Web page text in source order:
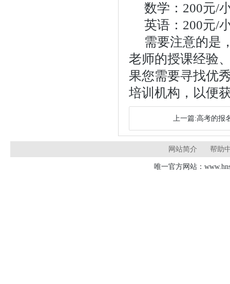
数学：200元/
英语：200元/
需要注意的是
老师的授课经验
果您需要寻找优
培训机构，以便
上一篇:高考的报
网站简介 帮助
唯一官方网站：